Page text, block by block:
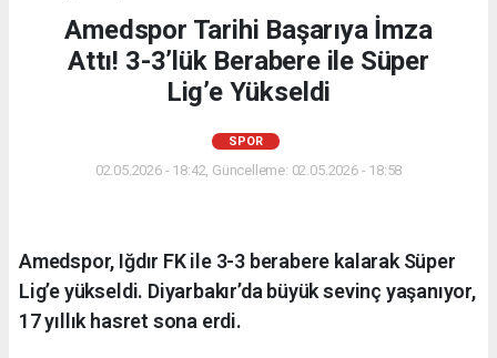
Amedspor Tarihi Başarıya İmza
Attı! 3-3’lük Berabere ile Süper
Lig’e Yükseldi
SPOR
02.05.2026 - 18:42, Güncelleme: 02.05.2026 - 18:58
Amedspor, Iğdır FK ile 3-3 berabere kalarak Süper
Lig’e yükseldi. Diyarbakır’da büyük sevinç yaşanıyor,
17 yıllık hasret sona erdi.